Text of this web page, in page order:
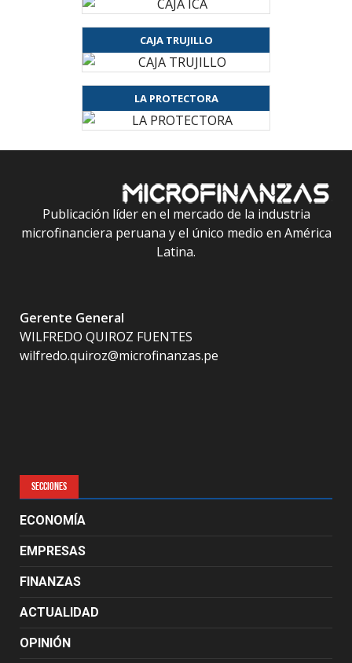
CAJA TRUJILLO
LA PROTECTORA
Publicación líder en el mercado de la industria
microfinanciera peruana y el único medio en América
Latina.
Gerente General
WILFREDO QUIROZ FUENTES
wilfredo.quiroz@microfinanzas.pe
SECCIONES
ECONOMÍA
EMPRESAS
FINANZAS
ACTUALIDAD
OPINIÓN